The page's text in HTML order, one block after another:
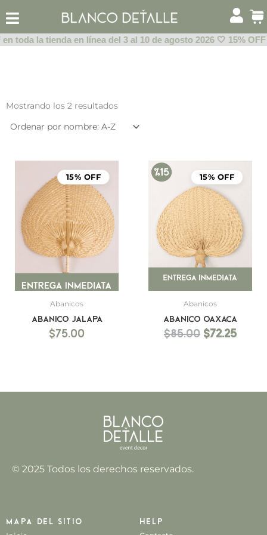
al
contenido
la tienda en línea del 3 al 10 de agosto 2026 🤍 15%
Mostrando los 2 resultados
15% OFF
Abanicos
Abanico Jalapa
$75.00
15% OFF
Abanicos
Abanico Oaxaca
$85.00
precio
original
era:
$85.00.
$72.25
El
es:
© 2025 Todos los derechos reservados.
Mapa del sitio
Help